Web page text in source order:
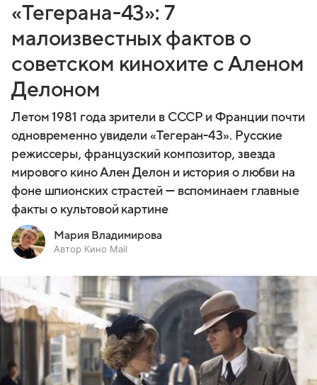
«Тегерана-43»: 7
малоизвестных фактов о
советском кинохите с Аленом
Делоном
Летом 1981 года зрители в СССР и Франции почти
одновременно увидели «Тегеран-43». Русские
режиссеры, французский композитор, звезда
мирового кино Ален Делон и история о любви на
фоне шпионских страстей — вспоминаем главные
факты о культовой картине
Мария Владимирова
Автор Кино Mail